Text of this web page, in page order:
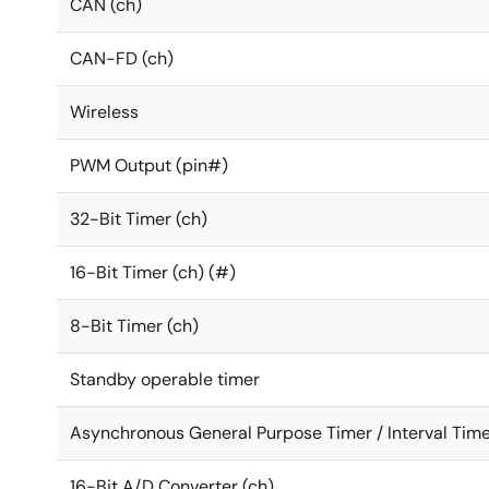
CAN (ch)
CAN-FD (ch)
Wireless
PWM Output (pin#)
32-Bit Timer (ch)
16-Bit Timer (ch) (#)
8-Bit Timer (ch)
Standby operable timer
Asynchronous General Purpose Timer / Interval